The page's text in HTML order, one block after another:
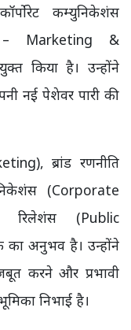
कम्युनिकेशंस
– Marketing &
किया है। उन्होंने
नई पेशेवर पारी की
ब्रांड रणनीति
(Corporate
रिलेशंस (Public
का अनुभव है। उन्होंने
करने और प्रभावी
निभाई है।